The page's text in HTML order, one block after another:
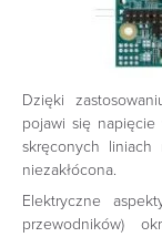
Dzięki
pojawi się
skręconych
niezakłócona.
Elektryczne
przewodników)